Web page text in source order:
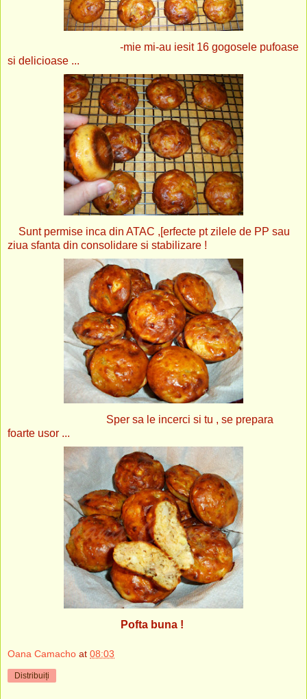
-mie mi-au iesit 16 gogosele pufoase
si delicioase ...
Sunt permise inca din ATAC ,[erfecte pt zilele de PP sau
ziua sfanta din consolidare si stabilizare !
Sper sa le incerci si tu , se prepara
foarte usor ...
Pofta buna !
Oana Camacho at 08:03
Distribuiți